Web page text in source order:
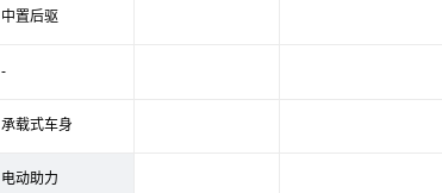
中置后驱
-
承载式车身
电动助力